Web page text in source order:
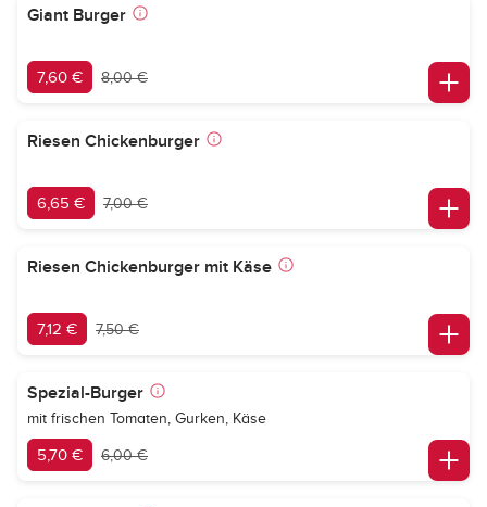
Giant Burger
7,60 € 8,00 €
Riesen Chickenburger
6,65 € 7,00 €
Riesen Chickenburger mit Käse
7,12 € 7,50 €
Spezial-Burger
mit frischen Tomaten, Gurken, Käse
5,70 € 6,00 €